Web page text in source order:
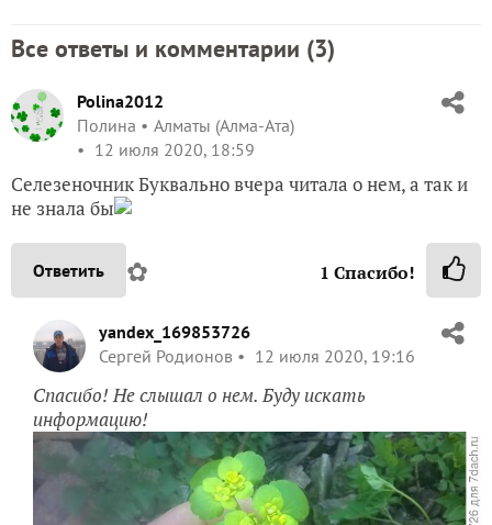
Все ответы и комментарии (3)
Polina2012
Полина
Алматы (Алма-Ата)
12 июля 2020, 18:59
Селезеночник Буквально вчера читала о нем, а так и
не знала бы
Ответить ✿ 1 Спасибо!
yandex_169853726
Сергей Родионов
12 июля 2020, 19:16
Спасибо! Не слышал о нем. Буду искать
информацию!